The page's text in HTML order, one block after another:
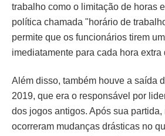
trabalho como o limitação de horas
política chamada "horário de
permite que os funcionários tirem
imediatamente para cada hora extra
Além disso, também houve a saída
2019, que era o responsável por
dos jogos antigos. Após sua
ocorreram mudanças drásticas no